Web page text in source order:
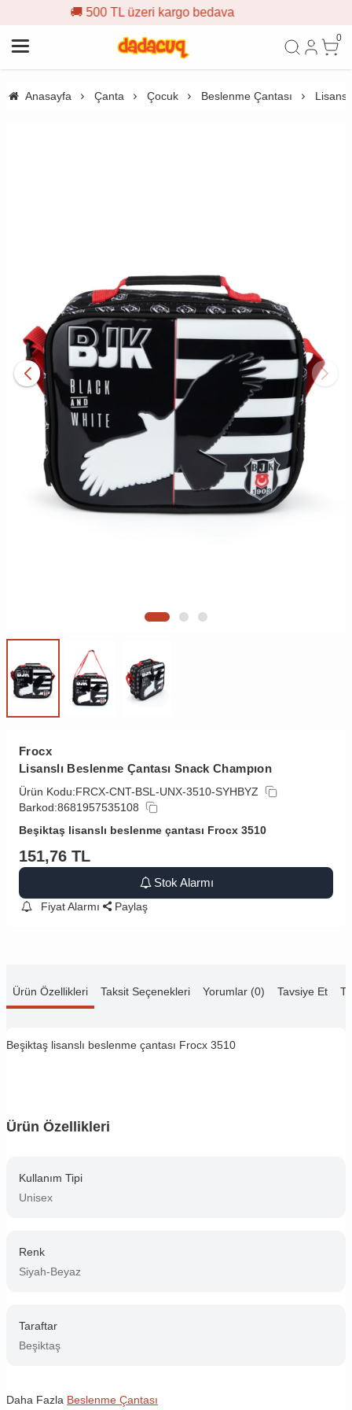
kargo bedava
0
Anasayfa Çanta Çocuk Beslenme Çantası
Frocx
Lisanslı Beslenme Çantası Snack Champıon
Ürün Kodu:FRCX-CNT-BSL-UNX-3510-SYHBYZ
Barkod:8681957535108
Beşiktaş lisanslı beslenme çantası Frocx 3510
151,76 TL
Stok Alarmı
Fiyat Alarmı Paylaş
Ürün Özellikleri Taksit Seçenekleri Yorumlar (0) Tavsiye Et
Beşiktaş lisanslı beslenme çantası Frocx 3510
Ürün Özellikleri
Kullanım Tipi
Unisex
Renk
Siyah-Beyaz
Taraftar
Beşiktaş
Daha Fazla Beslenme Çantası